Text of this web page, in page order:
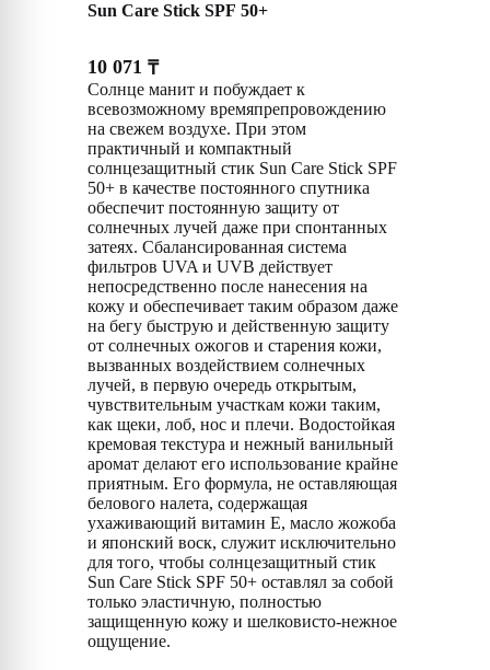
Sun Care Stick SPF 50+
10 071 ₸
Солнце манит и побуждает к
всевозможному времяпрепровождению
на свежем воздухе. При этом
практичный и компактный
солнцезащитный стик Sun Care Stick SPF
50+ в качестве постоянного спутника
обеспечит постоянную защиту от
солнечных лучей даже при спонтанных
затеях. Сбалансированная система
фильтров UVA и UVB действует
непосредственно после нанесения на
кожу и обеспечивает таким образом даже
на бегу быструю и действенную защиту
от солнечных ожогов и старения кожи,
вызванных воздействием солнечных
лучей, в первую очередь открытым,
чувствительным участкам кожи таким,
как щеки, лоб, нос и плечи. Водостойкая
кремовая текстура и нежный ванильный
аромат делают его использование крайне
приятным. Его формула, не оставляющая
белового налета, содержащая
ухаживающий витамин E, масло жожоба
и японский воск, служит исключительно
для того, чтобы солнцезащитный стик
Sun Care Stick SPF 50+ оставлял за собой
только эластичную, полностью
защищенную кожу и шелковисто-нежное
ощущение.